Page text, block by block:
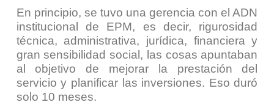
En principio, se tuvo una gerencia con el ADN
institucional de EPM, es decir, rigurosidad
técnica, administrativa, jurídica, financiera y
gran sensibilidad social, las cosas apuntaban
al objetivo de mejorar la prestación del
servicio y planificar las inversiones. Eso duró
solo 10 meses.